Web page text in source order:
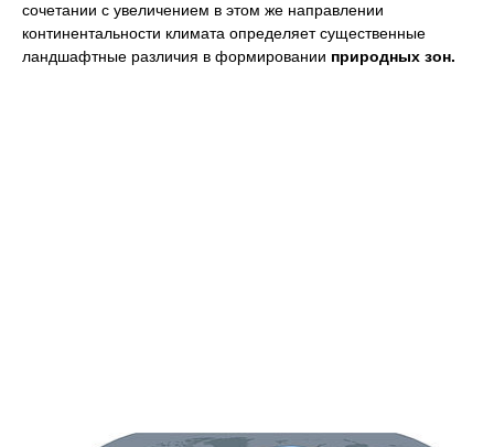
сочетании с увеличением в этом же направлении
континентальности климата определяет существенные
ландшафтные различия в формировании природных зон.